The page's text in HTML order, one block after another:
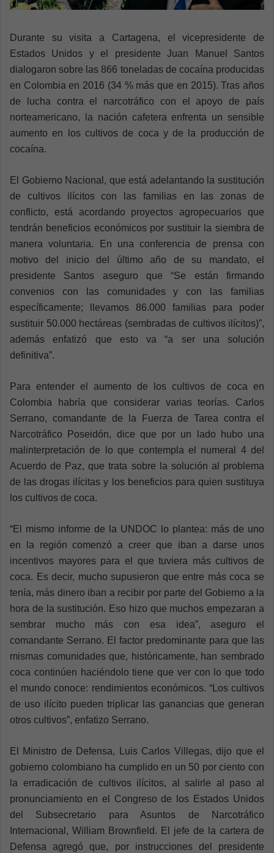
Durante su visita a Cartagena, el vicepresidente de
Estados Unidos y el presidente Juan Manuel Santos
dialogaron sobre las 866 toneladas de cocaína producidas
en Colombia en 2016 (34 % más que en 2015). Tras años
de lucha contra el narcotráfico con el apoyo de país
norteamericano, la nación cafetera enfrenta un sensible
aumento en los cultivos de coca y de la producción de
cocaína.
El Gobierno Nacional, que está adelantando la sustitución
de cultivos ilícitos con las familias en las zonas de
conflicto, está acordando proyectos agropecuarios que
tendrán beneficios económicos por sustituir la siembra de
manera voluntaria. En una conferencia de prensa con
motivo del inicio del último año de su mandato, el
presidente Santos aseguro que “Se están firmando
convenios con las comunidades y con las familias
específicamente; llevamos 86.000 familias para poder
sustituir 50.000 hectáreas (sembradas de cultivos ilícitos)”,
además enfatizó que esto va “a ser una solución
definitiva”.
Para entender el aumento de los cultivos de coca en
Colombia habría que considerar varias teorías. Carlos
Serrano, comandante de la Fuerza de Tarea contra el
Narcotráfico Poseidón, dice que por un lado hubo una
malinterpretación de lo que contempla el numeral 4 del
Acuerdo de Paz, que trata sobre la solución al problema
de las drogas ilícitas y los beneficios para quien sustituya
los cultivos de coca.
“El mismo informe de la UNDOC lo plantea: más de uno
en la región comenzó a creer que iban a darse unos
incentivos mayores para el que tuviera más cultivos de
coca. Es decir, mucho supusieron que entre más coca se
tenía, más dinero iban a recibir por parte del Gobierno a la
hora de la sustitución. Eso hizo que muchos empezaran a
sembrar mucho más con esa idea”, aseguro el
comandante Serrano. El factor predominante para que las
mismas comunidades que, históricamente, han sembrado
coca continúen haciéndolo tiene que ver con lo que todo
el mundo conoce: rendimientos económicos. “Los cultivos
de uso ilícito pueden triplicar las ganancias que generan
otros cultivos”, enfatizo Serrano.
El Ministro de Defensa, Luis Carlos Villegas, dijo que el
gobierno colombiano ha cumplido en un 50 por ciento con
la erradicación de cultivos ilícitos, al salirle al paso al
pronunciamiento en el Congreso de los Estados Unidos
del Subsecretario para Asuntos de Narcotráfico
Internacional, William Brownfield. El jefe de la cartera de
Defensa agregó que, por instrucciones del presidente